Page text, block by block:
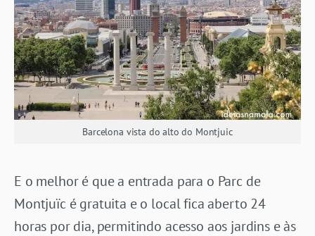
Barcelona vista do alto do Montjuic
E o melhor é que a entrada para o Parc de
Montjuïc é gratuita e o local fica aberto 24
horas por dia, permitindo acesso aos jardins e às